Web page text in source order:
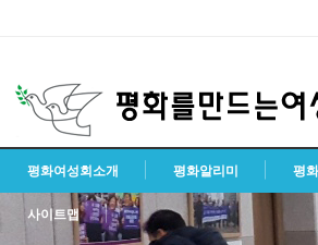
평화여성회소개 평화알리미 평
사이트맵